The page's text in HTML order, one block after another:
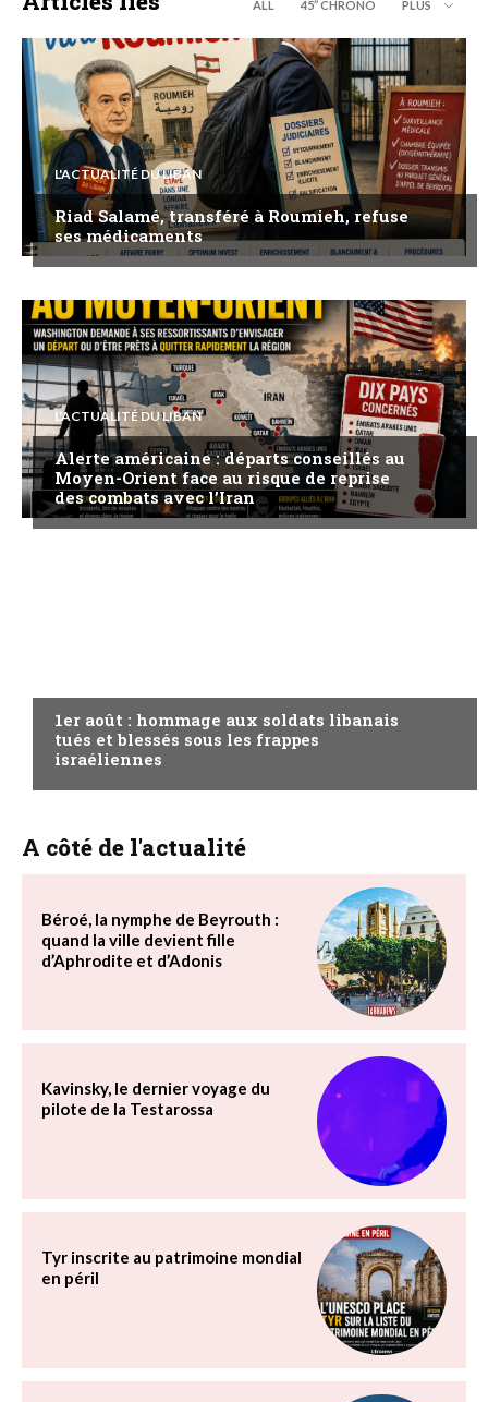
ALL 45’’ CHRONO PLUS
L'ACTUALITÉ DU LIBAN
Riad Salamé, transféré à Roumieh, refuse
ses médicaments
L'ACTUALITÉ DU LIBAN
Alerte américaine : départs conseillés au
Moyen-Orient face au risque de reprise
des combats avec l’Iran
1er août : hommage aux soldats libanais
tués et blessés sous les frappes
israéliennes
A côté de l'actualité
Béroé, la nymphe de Beyrouth :
quand la ville devient fille
d’Aphrodite et d’Adonis
Kavinsky, le dernier voyage du
pilote de la Testarossa
Tyr inscrite au patrimoine mondial
en péril